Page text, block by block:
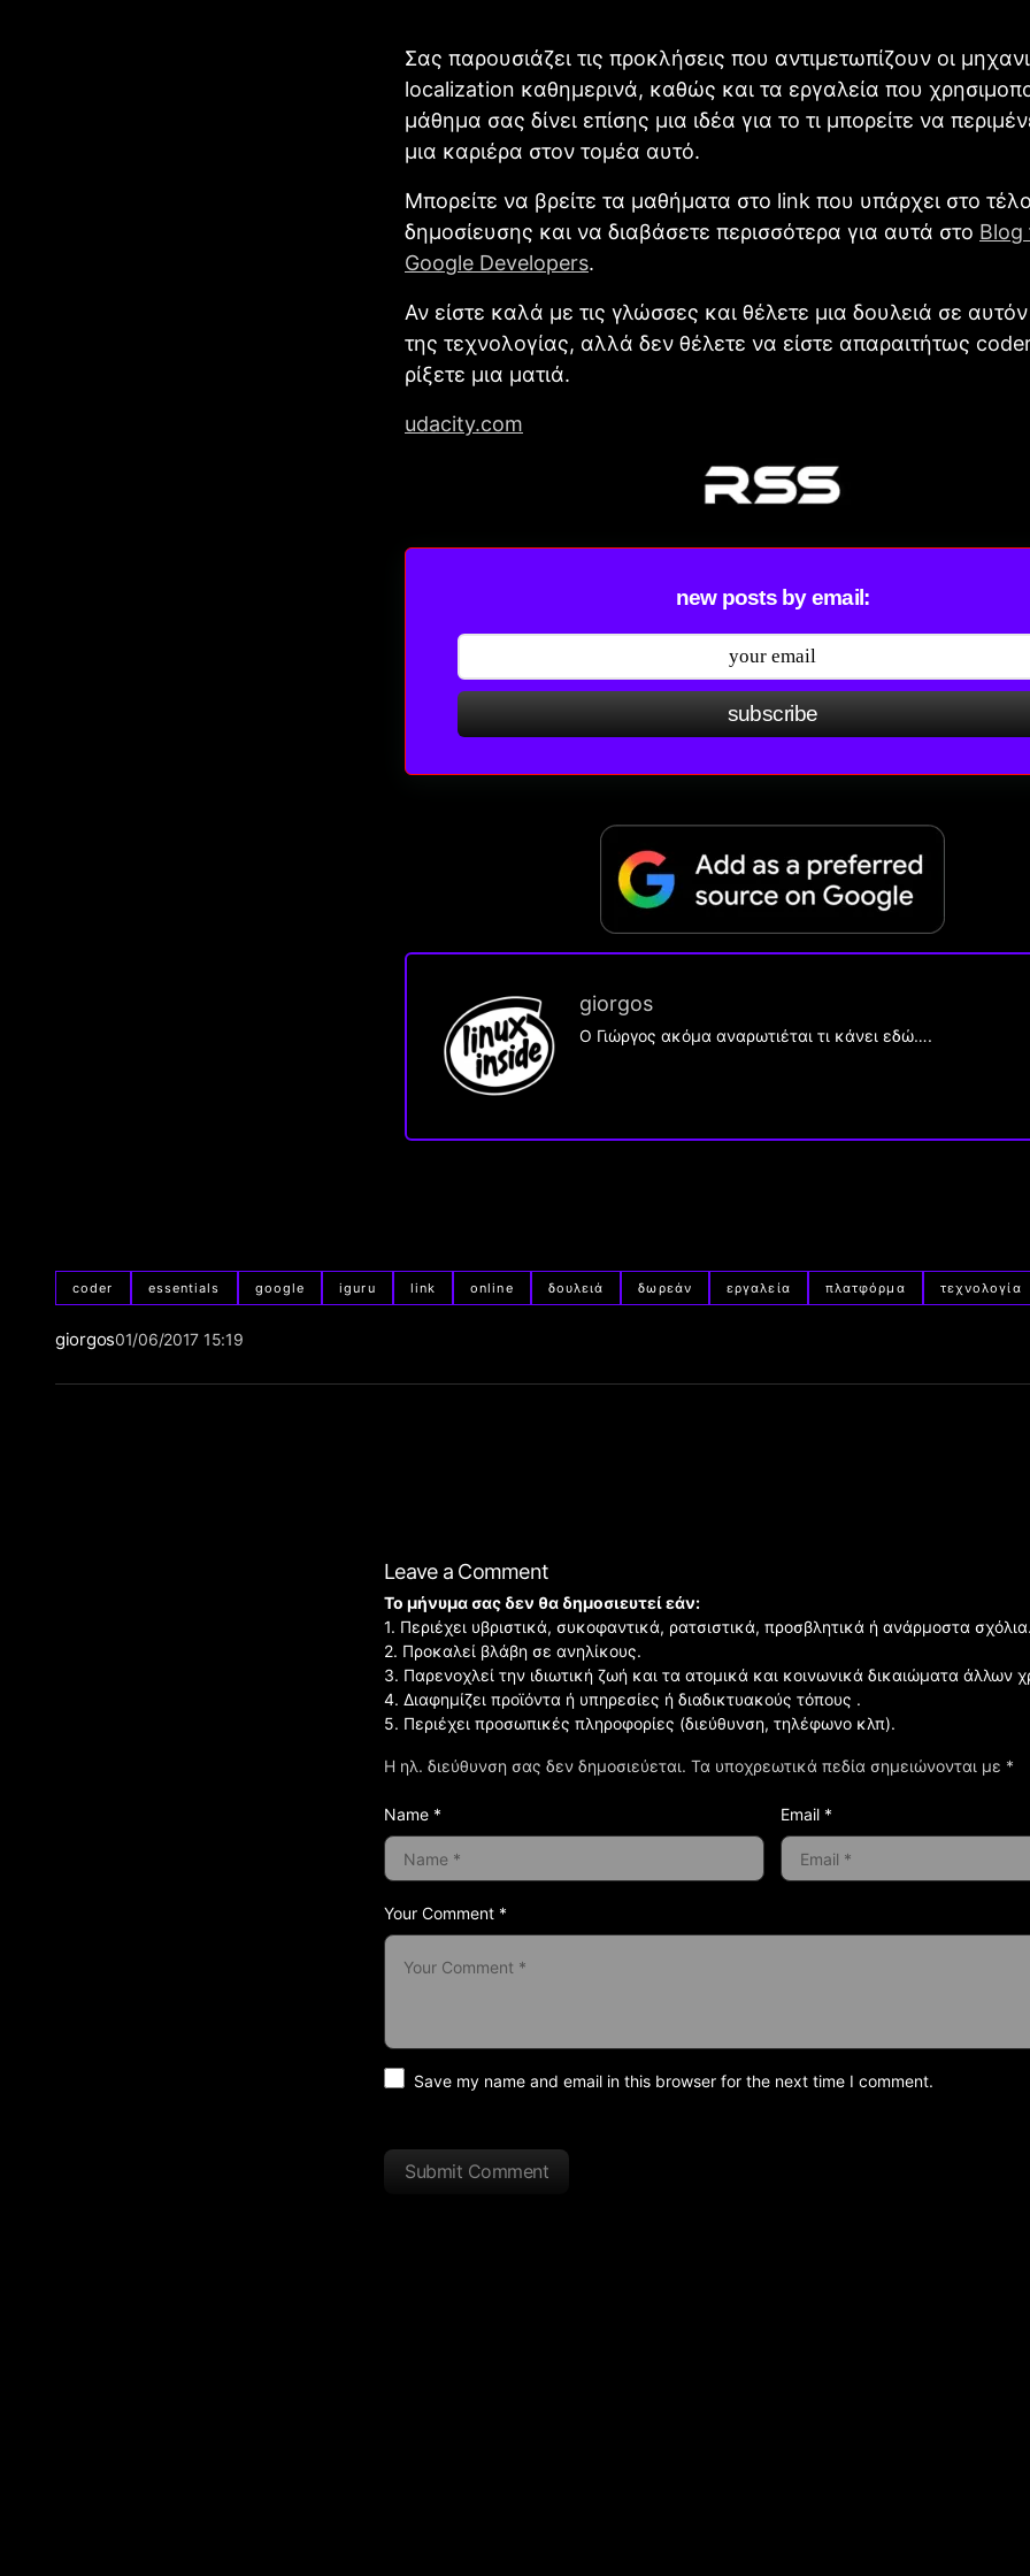
Σας παρουσιάζει τις προκλήσεις που αντιμετωπίζουν οι
localization καθημερινά, καθώς και τα εργαλεία που
μάθημα σας δίνει επίσης μια ιδέα για το τι μπορείτε να
μια καριέρα στον τομέα αυτό.
Μπορείτε να βρείτε τα μαθήματα στο link που υπάρχει στο
δημοσίευσης και να διαβάσετε περισσότερα για αυτά στο Blog
Goοgle Developers.
Αν είστε καλά με τις γλώσσες και θέλετε μια δουλειά σε
της τεχνολογίας, αλλά δεν θέλετε να είστε απαραιτήτως
ρίξετε μια ματιά.
udacity.com
new posts by email:
subscribe
giorgos
Ο Γιώργος ακόμα αναρωτιέται τι κάνει εδώ….
coder essentials google iguru link online δουλειά δωρεάν εργαλεία πλατφόρμα τεχνολογία
giorgos01/06/2017 15:19
Leave a Comment
Η ηλ. διεύθυνση σας δεν δημοσιεύεται. Τα υποχρεωτικά πεδία σημειώνονται με *
Your Comment *
Το μήνυμα σας δεν θα δημοσιευτεί εάν:
1. Περιέχει υβριστικά, συκοφαντικά, ρατσιστικά, προσβλητικά ή ανάρμοστα σχόλια.
2. Προκαλεί βλάβη σε ανηλίκους.
3. Παρενοχλεί την ιδιωτική ζωή και τα ατομικά και κοινωνικά δικαιώματα άλλων
4. Διαφημίζει προϊόντα ή υπηρεσίες ή διαδικτυακούς τόπους .
5. Περιέχει προσωπικές πληροφορίες (διεύθυνση, τηλέφωνο κλπ).
Name * Email *
Save my name and email in this browser for the next time I comment.
Submit Comment